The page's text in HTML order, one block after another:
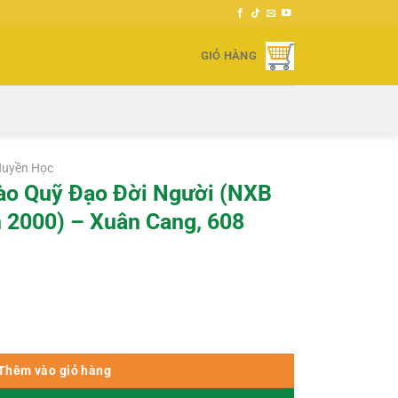
GIỎ HÀNG
Học
Quỹ Đạo Đời Người (NXB
– Xuân Cang, 608
vào giỏ hàng